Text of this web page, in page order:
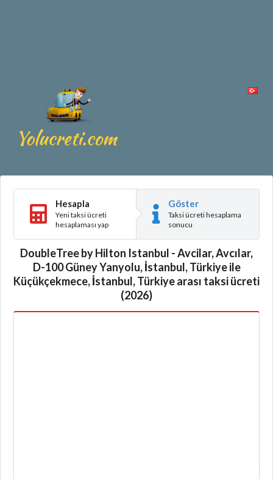
Hesapla
Yeni taksi ücreti
hesaplaması yap
Göster
Taksi ücreti hesaplama
sonucu
DoubleTree by Hilton Istanbul - Avcilar, Avcılar,
D-100 Güney Yanyolu, İstanbul, Türkiye ile
Küçükçekmece, İstanbul, Türkiye arası taksi ücreti
(2026)